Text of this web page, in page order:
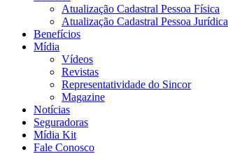
Atualização Cadastral Pessoa Física
Atualização Cadastral Pessoa Jurídica
Benefícios
Mídia
Vídeos
Revistas
Representatividade do Sincor
Magazine
Notícias
Seguradoras
Mídia Kit
Fale Conosco